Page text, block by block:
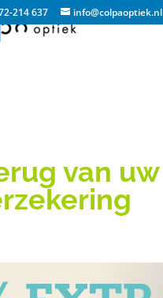
214 637 info@colpaoptiek.nl
van uw